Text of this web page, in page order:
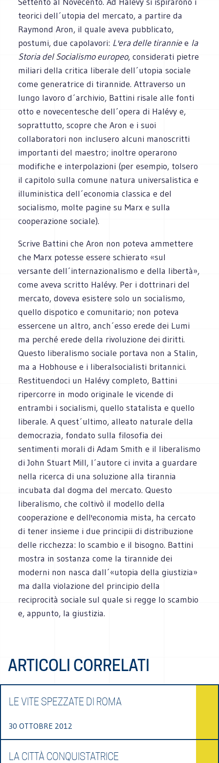
teorici dell´utopia del mercato, a partire da
Raymond Aron, il quale aveva pubblicato,
postumi, due capolavori: L'era delle tiranniee la
Storia del Socialismo europeo, considerati pietre
miliari della critica liberale dell´utopia sociale
come generatrice di tirannide. Attraverso un
lungo lavoro d´archivio, Battini risale alle fonti
otto e novecentesche dell´opera di Halévy e,
soprattutto, scopre che Aron e i suoi
collaboratori non inclusero alcuni manoscritti
importanti del maestro; inoltre operarono
modifiche e interpolazioni (per esempio, tolsero
il capitolo sulla comune natura universalistica e
illuministica dell´economia classica e del
socialismo, molte pagine su Marx e sulla
cooperazione sociale).
Scrive Battini che Aron non poteva ammettere
che Marx potesse essere schierato «sul
versante dell´internazionalismo e della libertà»,
come aveva scritto Halévy. Per i dottrinari del
mercato, doveva esistere solo un socialismo,
quello dispotico e comunitario; non poteva
essercene un altro, anch´esso erede dei Lumi
ma perché erede della rivoluzione dei diritti.
Questo liberalismo sociale portava non a Stalin,
ma a Hobhouse e i liberalsocialisti britannici.
Restituendoci un Halévy completo, Battini
ripercorre in modo originale le vicende di
entrambi i socialismi, quello statalista e quello
liberale. A quest´ultimo, alleato naturale della
democrazia, fondato sulla filosofia dei
sentimenti morali di Adam Smith e il liberalismo
di John Stuart Mill, l´autore ci invita a guardare
nella ricerca di una soluzione alla tirannia
incubata dal dogma del mercato. Questo
liberalismo, che coltivò il modello della
cooperazione e dell'economia mista, ha cercato
di tener insieme i due principii di distribuzione
delle ricchezza: lo scambio e il bisogno. Battini
mostra in sostanza come la tirannide dei
moderni non nasca dall´«utopia della giustizia»
ma dalla violazione del principio della
reciprocità sociale sul quale si regge lo scambio
e, appunto, la giustizia.
ARTICOLI CORRELATI
LE VITE SPEZZATE DI ROMA
30 OTTOBRE 2012
LA CITTÀ CONQUISTATRICE